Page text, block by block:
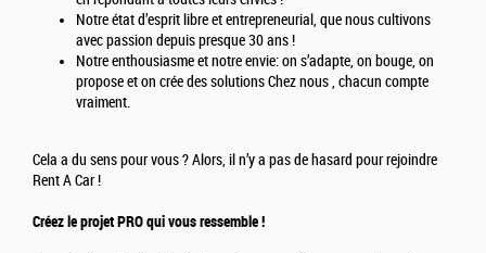
Notre état d’esprit libre et entrepreneurial, que nous cultivons
avec passion depuis presque 30 ans !
Notre enthousiasme et notre envie: on s’adapte, on bouge, on
propose et on crée des solutions Chez nous , chacun compte
vraiment.
Cela a du sens pour vous ? Alors, il n’y a pas de hasard pour rejoindre
Rent A Car !
Créez le projet PRO qui vous ressemble !